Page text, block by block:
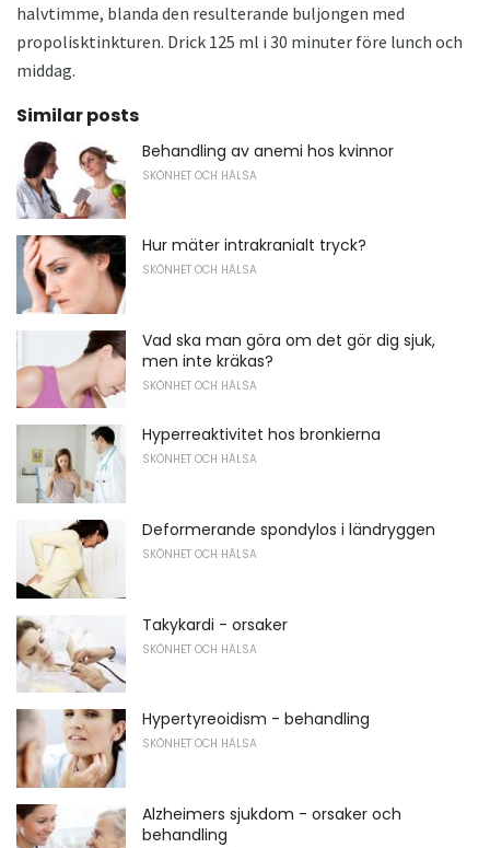
halvtimme, blanda den resulterande buljongen med
propolisktinkturen. Drick 125 ml i 30 minuter före lunch och
middag.
Similar posts
Behandling av anemi hos kvinnor
SKÖNHET OCH HÄLSA
Hur mäter intrakranialt tryck?
SKÖNHET OCH HÄLSA
Vad ska man göra om det gör dig sjuk,
men inte kräkas?
SKÖNHET OCH HÄLSA
Hyperreaktivitet hos bronkierna
SKÖNHET OCH HÄLSA
Deformerande spondylos i ländryggen
SKÖNHET OCH HÄLSA
Takykardi - orsaker
SKÖNHET OCH HÄLSA
Hypertyreoidism - behandling
SKÖNHET OCH HÄLSA
Alzheimers sjukdom - orsaker och
behandling